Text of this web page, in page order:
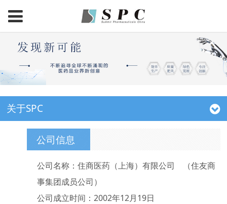
关于SPC
公司信息
公司名称：住商医药（上海）有限公司 （住友商
事集团成员公司）
公司成立时间：2002年12月19日